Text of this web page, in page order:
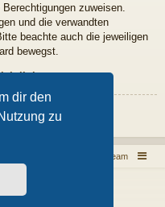
dir den
zu
zuweisen.
und die verwandten
beachte auch die jeweiligen
bewegst.
Das Team
© phpBB Limited